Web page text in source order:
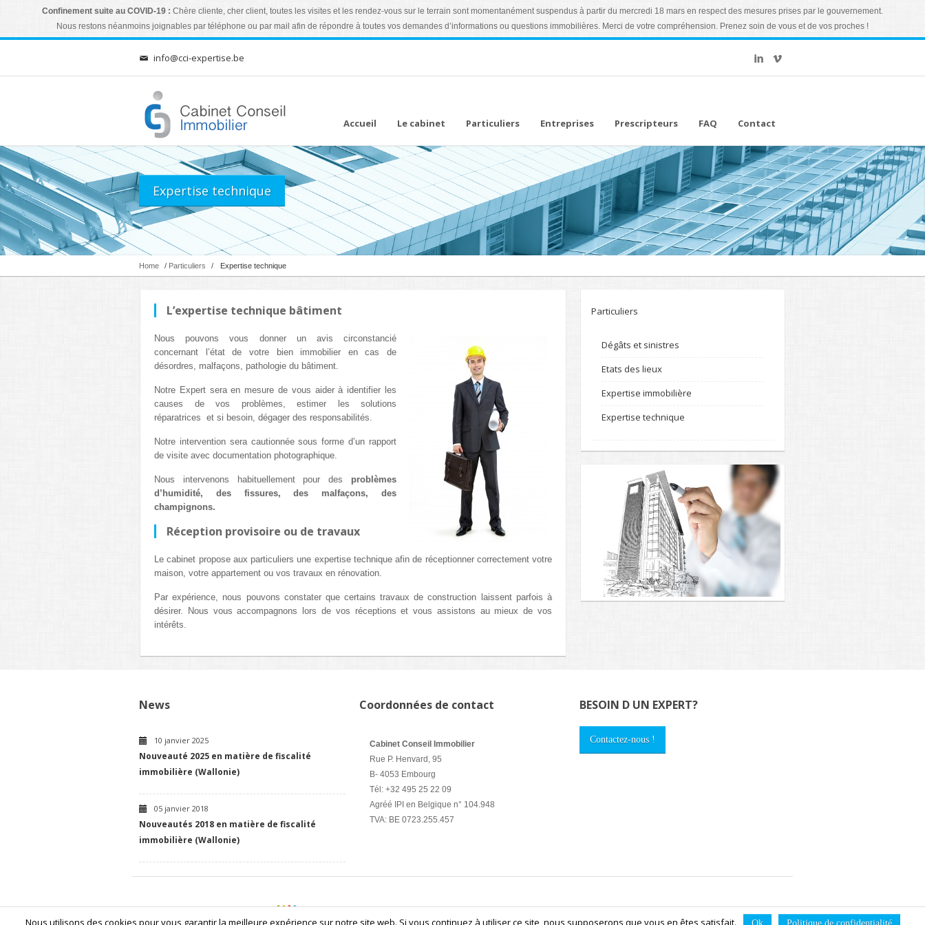
Confinement suite au COVID-19 : Chère cliente, cher client, toutes les visites et les rendez-vous sur le terrain sont momentanément suspendus à partir du mercredi 18 mars en respect des mesures prises par le gouvernement.
Nous restons néanmoins joignables par téléphone ou par mail afin de répondre à toutes vos demandes d’informations ou questions immobilières. Merci de votre compréhension. Prenez soin de vous et de vos proches !
info@cci-expertise.be
Accueil Le cabinet Particuliers Entreprises Prescripteurs FAQ Contact
Expertise technique
Home / Particuliers / Expertise technique
L’expertise technique bâtiment
Nous pouvons vous donner un avis circonstancié
concernant l’état de votre bien immobilier en cas de
désordres, malfaçons, pathologie du bâtiment.
Notre Expert sera en mesure de vous aider à identifier les
causes de vos problèmes, estimer les solutions
réparatrices et si besoin, dégager des responsabilités.
Notre intervention sera cautionnée sous forme d’un rapport
de visite avec documentation photographique.
Nous intervenons habituellement pour des problèmes
d’humidité, des fissures, des malfaçons, des
champignons.
Réception provisoire ou de travaux
Le cabinet propose aux particuliers une expertise technique afin de réceptionner correctement votre
maison, votre appartement ou vos travaux en rénovation.
Par expérience, nous pouvons constater que certains travaux de construction laissent parfois à
désirer. Nous vous accompagnons lors de vos réceptions et vous assistons au mieux de vos
intérêts.
Particuliers
Dégâts et sinistres
Etats des lieux
Expertise immobilière
Expertise technique
News
10 janvier 2025
Nouveauté 2025 en matière de fiscalité
immobilière (Wallonie)
05 janvier 2018
Nouveautés 2018 en matière de fiscalité
immobilière (Wallonie)
Coordonnées de contact
Cabinet Conseil Immobilier
Rue P. Henvard, 95
B- 4053 Embourg
Tél: +32 495 25 22 09
Agréé IPI en Belgique n° 104.948
TVA: BE 0723.255.457
BESOIN D UN EXPERT?
Contactez-nous !
Contact Sitemap